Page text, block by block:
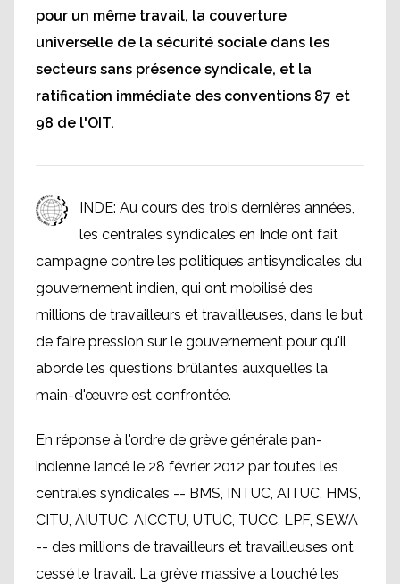
pour un même travail, la couverture
universelle de la sécurité sociale dans les
secteurs sans présence syndicale, et la
ratification immédiate des conventions 87 et
98 de l'OIT.
INDE: Au cours des trois dernières années,
les centrales syndicales en Inde ont fait
campagne contre les politiques antisyndicales du
gouvernement indien, qui ont mobilisé des
millions de travailleurs et travailleuses, dans le but
de faire pression sur le gouvernement pour qu'il
aborde les questions brûlantes auxquelles la
main-d'œuvre est confrontée.
En réponse à l'ordre de grève générale pan-
indienne lancé le 28 février 2012 par toutes les
centrales syndicales -- BMS, INTUC, AITUC, HMS,
CITU, AIUTUC, AICCTU, UTUC, TUCC, LPF, SEWA
-- des millions de travailleurs et travailleuses ont
cessé le travail. La grève massive a touché les